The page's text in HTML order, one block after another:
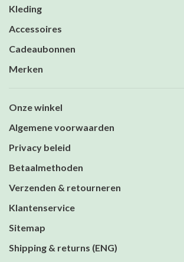
Kleding
Accessoires
Cadeaubonnen
Merken
Onze winkel
Algemene voorwaarden
Privacy beleid
Betaalmethoden
Verzenden & retourneren
Klantenservice
Sitemap
Shipping & returns (ENG)